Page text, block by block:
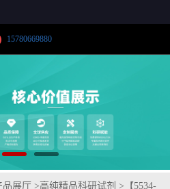
15780669880
品展厅 >高纯精品科研试剂 > 【5534-